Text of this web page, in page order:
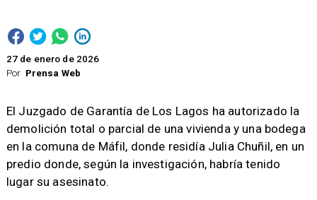
Por Prensa Web
27 de enero de 2026
El Juzgado de Garantía de Los Lagos ha autorizado la
demolición total o parcial de una vivienda y una bodega
en la comuna de Máfil, donde residía Julia Chuñil, en un
predio donde, según la investigación, habría tenido
lugar su asesinato.